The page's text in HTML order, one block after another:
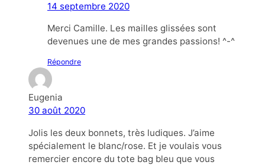
14 septembre 2020
Merci Camille. Les mailles glissées sont
devenues une de mes grandes passions! ^-^
Répondre
Eugenia
30 août 2020
Jolis les deux bonnets, très ludiques. J’aime
spécialement le blanc/rose. Et je voulais vous
remercier encore du tote bag bleu que vous